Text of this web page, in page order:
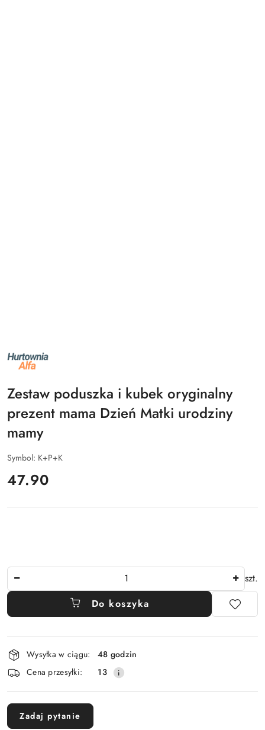
NAZWA
PRODUCENTA:
ALFA
Zestaw poduszka i kubek oryginalny
prezent mama Dzień Matki urodziny
mamy
Symbol: K+P+K
cena:
47.90
szt.
Do koszyka
Dostępność
i
dostawa
Wysyłka w ciągu:
48 godzin
Cena przesyłki:
13
Zadaj pytanie